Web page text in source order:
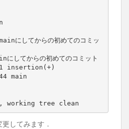
してからの初めてのコミッ
してからの初めてのコミット
working tree clean
してみます．